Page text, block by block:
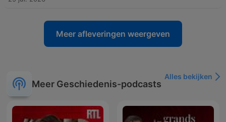
Meer afleveringen weergeven
Meer Geschiedenis-podcasts
Alles bekijken